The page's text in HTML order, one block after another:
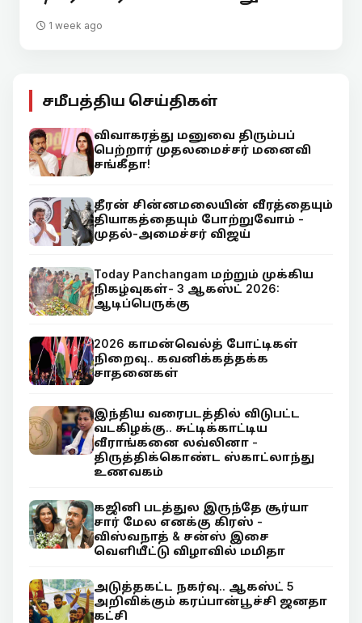
1 week ago
சமீபத்திய செய்திகள்
விவாகரத்து மனுவை திரும்பப்
பெற்றார் முதலமைச்சர் மனைவி
சங்கீதா!
தீரன் சின்னமலையின் வீரத்தையும்
தியாகத்தையும் போற்றுவோம் -
முதல்-அமைச்சர் விஜய்
Today Panchangam மற்றும் முக்கிய
நிகழ்வுகள்- 3 ஆகஸ்ட் 2026:
ஆடிப்பெருக்கு
2026 காமன்வெல்த் போட்டிகள்
நிறைவு.. கவனிக்கத்தக்க
சாதனைகள்
இந்திய வரைபடத்தில் விடுபட்ட
வடகிழக்கு.. சுட்டிக்காட்டிய
வீராங்கனை லவ்லினா -
திருத்திக்கொண்ட ஸ்காட்லாந்து
உணவகம்
கஜினி படத்துல இருந்தே சூர்யா
சார் மேல எனக்கு கிரஸ் -
விஸ்வநாத் & சன்ஸ் இசை
வெளியீட்டு விழாவில் மமிதா
அடுத்தகட்ட நகர்வு.. ஆகஸ்ட் 5
அறிவிக்கும் கரப்பான்பூச்சி ஜனதா
கட்சி